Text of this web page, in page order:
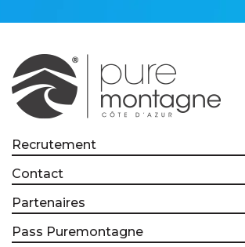
Recrutement
Contact
Partenaires
Pass Puremontagne